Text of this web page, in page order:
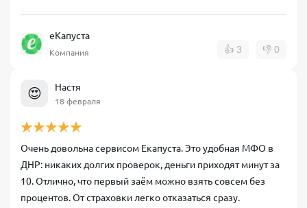
еКапуста
Компания 👍 3 👎 0
😍 Настя
18 февраля
Очень довольна сервисом Екапуста. Это удобная МФО в
ДНР: никаких долгих проверок, деньги приходят минут за
10. Отлично, что первый заём можно взять совсем без
процентов. От страховки легко отказаться сразу.